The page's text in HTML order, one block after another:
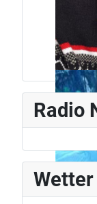
Jürg
80ern.
Radio